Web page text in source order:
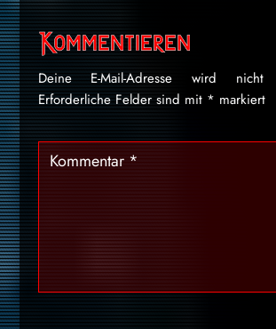
Kommentieren
Deine E-Mail-Adresse wird nicht
Erforderliche Felder sind mit * markiert